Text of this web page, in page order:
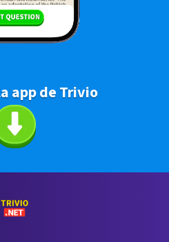
app de Trivio